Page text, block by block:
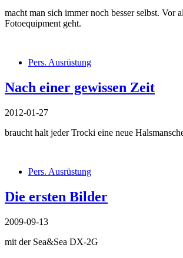
macht man sich immer noch besser selbst. Vor
Fotoequipment geht.
Pers. Ausrüstung
Nach einer gewissen Zeit
2012-01-27
braucht halt jeder Trocki eine neue
Pers. Ausrüstung
Die ersten Bilder
2009-09-13
mit der Sea&Sea DX-2G